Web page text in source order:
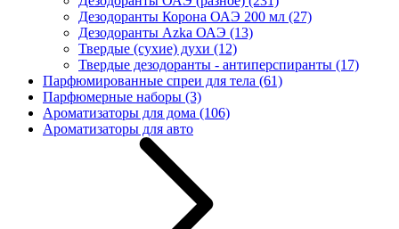
Дезодоранты Корона ОАЭ 200 мл (27)
Дезодоранты Azka ОАЭ (13)
Твердые (сухие) духи (12)
Твердые дезодоранты - антиперспиранты (17)
Парфюмированные спреи для тела (61)
Парфюмерные наборы (3)
Ароматизаторы для дома (106)
Ароматизаторы для авто